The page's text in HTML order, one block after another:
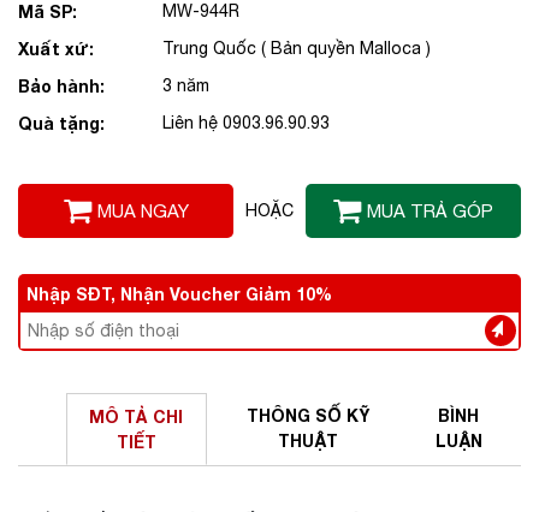
Mã SP: MW-944R
Xuất xứ: Trung Quốc ( Bản quyền Malloca )
Bảo hành: 3 năm
Quà tặng: Liên hệ 0903.96.90.93
MUA NGAY HOẶC MUA TRẢ GÓP
Nhập SĐT, Nhận Voucher Giảm 10%
MÔ TẢ CHI
TIẾT
THÔNG SỐ KỸ
THUẬT
BÌNH
LUẬN